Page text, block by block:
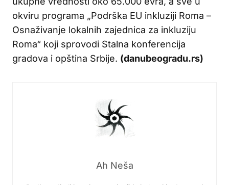
okviru programa „Podrška EU inkluziji Roma –
Osnaživanje lokalnih zajednica za inkluziju
Roma“ koji sprovodi Stalna konferencija
gradova i opština Srbije. (danubeogradu.rs)
Ah Neša